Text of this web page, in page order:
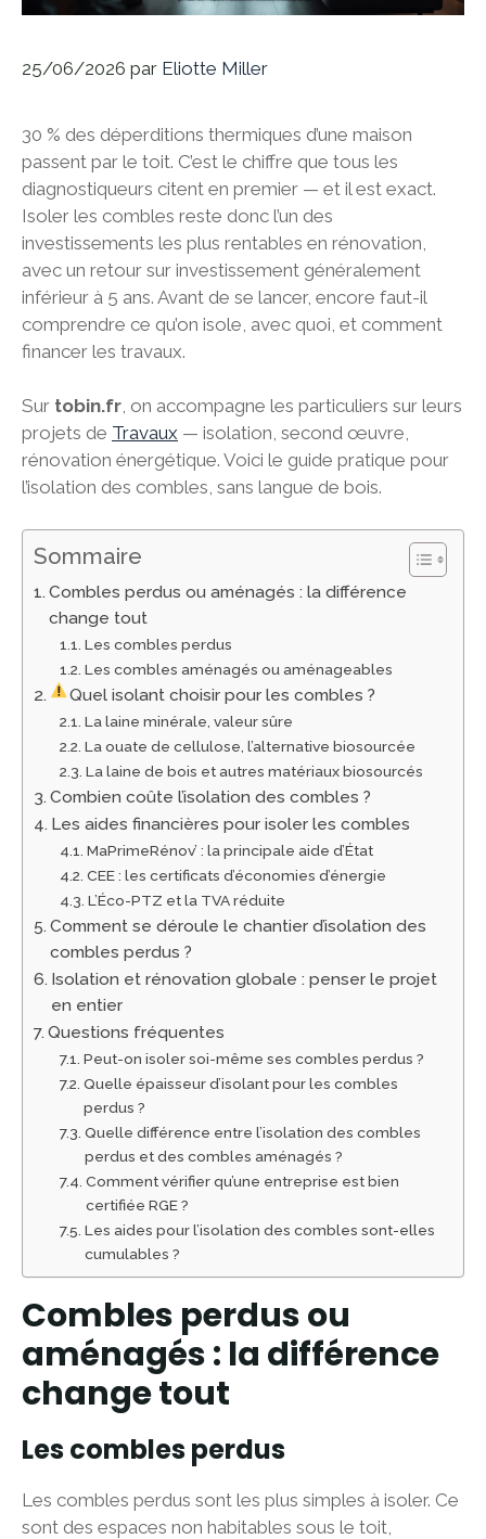
25/06/2026 par Eliotte Miller
30 % des déperditions thermiques d’une maison
passent par le toit. C’est le chiffre que tous les
diagnostiqueurs citent en premier — et il est exact.
Isoler les combles reste donc l’un des
investissements les plus rentables en rénovation,
avec un retour sur investissement généralement
inférieur à 5 ans. Avant de se lancer, encore faut-il
comprendre ce qu’on isole, avec quoi, et comment
financer les travaux.
Sur tobin.fr, on accompagne les particuliers sur leurs
projets de Travaux — isolation, second œuvre,
rénovation énergétique. Voici le guide pratique pour
l’isolation des combles, sans langue de bois.
Sommaire
Combles perdus ou aménagés : la différence
change tout
Les combles perdus
Les combles aménagés ou aménageables
Quel isolant choisir pour les combles ?
La laine minérale, valeur sûre
La ouate de cellulose, l’alternative biosourcée
La laine de bois et autres matériaux biosourcés
Combien coûte l’isolation des combles ?
Les aides financières pour isoler les combles
MaPrimeRénov’ : la principale aide d’État
CEE : les certificats d’économies d’énergie
L’Éco-PTZ et la TVA réduite
Comment se déroule le chantier d’isolation des
combles perdus ?
Isolation et rénovation globale : penser le projet
en entier
Questions fréquentes
Peut-on isoler soi-même ses combles perdus ?
Quelle épaisseur d’isolant pour les combles
perdus ?
Quelle différence entre l’isolation des combles
perdus et des combles aménagés ?
Comment vérifier qu’une entreprise est bien
certifiée RGE ?
Les aides pour l’isolation des combles sont-elles
cumulables ?
Combles perdus ou
aménagés : la différence
change tout
Les combles perdus
Les combles perdus sont les plus simples à isoler. Ce
sont des espaces non habitables sous le toit,